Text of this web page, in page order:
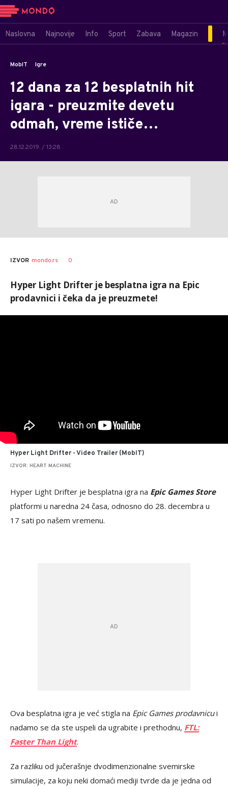
Naslovna Najnovije Info Sport Zabava Magazin
MobIT Igre
12 dana za 12 besplatnih hit
igara - preuzmite devetu
odmah, vreme ističe…
28.12.2019. / 13:28
IZVOR mondo.rs 0
Hyper Light Drifter je besplatna igra na Epic
prodavnici i čeka da je preuzmete!
Hyper Light Drifter - Video Trailer (MobIT)
IZVOR: HEART MACHINE
Hyper Light Drifter je besplatna igra na Epic Games Store
platformi u naredna 24 časa, odnosno do 28. decembra u
17 sati po našem vremenu.
Ova besplatna igra je već stigla na Epic Games prodavnicui
nadamo se da ste uspeli da ugrabite i prethodnu, FTL:
Faster Than Light.
Za razliku od jučerašnje dvodimenzionalne svemirske
simulacije, za koju neki domaći mediji tvrde da je jedna od